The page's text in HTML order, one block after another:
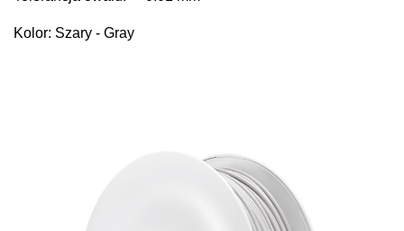
Kolor: Szary - Gray